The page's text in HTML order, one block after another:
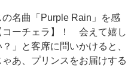
名曲「Purple Rain」を感
コーチェラ】！ 会えて嬉し
」と客席に問いかけると、
あ、プリンスをお届けする